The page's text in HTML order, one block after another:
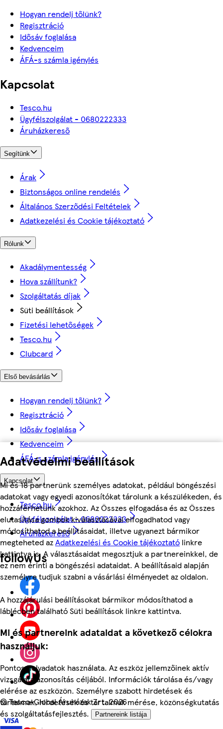
Adatvédelmi beállítások
Mi és 18 partnerünk személyes adatokat, például böngészési
adatokat vagy egyedi azonosítókat tárolunk a készülékeden, és
hozzáférhetünk azokhoz. Az Összes elfogadása és az Összes
elutasítása gombok kiválasztásával elfogadhatod vagy
módosíthatod a beállításaidat, illetve ugyanezt bármikor
megteheted azAdatkezelési és Cookie tájékoztató linkre
kattintva is. A választásaidat megosztjuk a partnereinkkel, de
ez nem érinti a böngészési adataidat. A beállításaid alapján
személyre tudjuk szabni a vásárlási élményedet az oldalon.
A hozzájárulási beállításokat bármikor módosíthatod a
láblécben található Süti beállítások linkre kattintva.
Mi és partnereink adataidat a következő célokra
használjuk:
Pontos helyadatok használata. Az eszköz jellemzőinek aktív
vizsgálata azonosítás céljából. Információk tárolása és/vagy
elérése az eszközön. Személyre szabott hirdetések és
tartalmak, hirdetések és tartalmak mérése, közönségkutatás
és szolgáltatásfejlesztés.
Partnereink listája
Hogyan rendelj tőlünk?
Regisztráció
Idősáv foglalása
Kedvenceim
ÁFÁ-s számla igénylés
Kapcsolat
Tesco.hu
Ügyfélszolgálat - 0680222333
Áruházkereső
Segítünk
Árak
Biztonságos online rendelés
Általános Szerződési Feltételek
Adatkezelési és Cookie tájékoztató
Rólunk
Akadálymentesség
Hova szállítunk?
Szolgáltatás díjak
Süti beállítások
Fizetési lehetőségek
Tesco.hu
Clubcard
Első bevásárlás
Hogyan rendelj tőlünk?
Regisztráció
Idősáv foglalása
Kedvenceim
ÁFÁ-s számla igénylés
Kapcsolat
Tesco.hu
Ügyfélszolgálat - 0680222333
Áruházkereső
followUs
©Tesco-Global Áruházak Zrt. 2026